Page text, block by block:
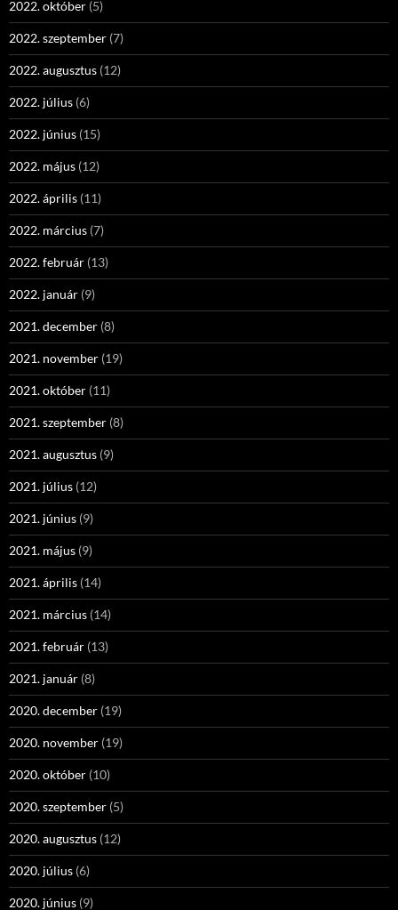
2022. október (5)
2022. szeptember (7)
2022. augusztus (12)
2022. július (6)
2022. június (15)
2022. május (12)
2022. április (11)
2022. március (7)
2022. február (13)
2022. január (9)
2021. december (8)
2021. november (19)
2021. október (11)
2021. szeptember (8)
2021. augusztus (9)
2021. július (12)
2021. június (9)
2021. május (9)
2021. április (14)
2021. március (14)
2021. február (13)
2021. január (8)
2020. december (19)
2020. november (19)
2020. október (10)
2020. szeptember (5)
2020. augusztus (12)
2020. július (6)
2020. június (9)